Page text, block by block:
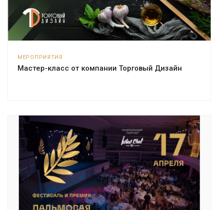
МЕРОПРИЯТИЯ
Мастер-класс от компании Торговый Дизайн